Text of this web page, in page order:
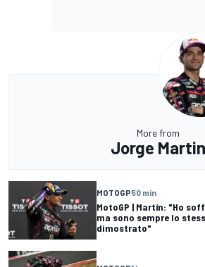
More from
Jorge Martin
MOTOGP50 min
MotoGP | Martín: "Ho
ma sono sempre lo
dimostrato"